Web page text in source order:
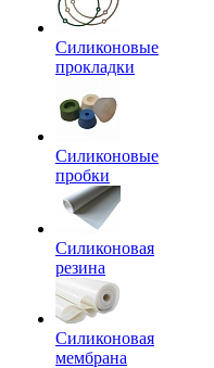
Силиконовые
прокладки
Силиконовые
пробки
Силиконовая
резина
Силиконовая
мембрана